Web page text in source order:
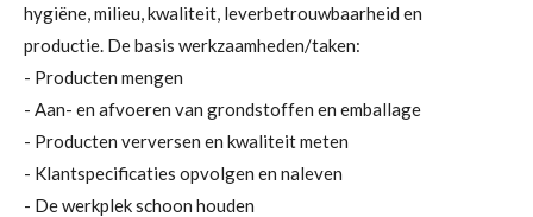
hygiëne, milieu, kwaliteit, leverbetrouwbaarheid en
productie. De basis werkzaamheden/taken:
- Producten mengen
- Aan- en afvoeren van grondstoffen en emballage
- Producten verversen en kwaliteit meten
- Klantspecificaties opvolgen en naleven
- De werkplek schoon houden